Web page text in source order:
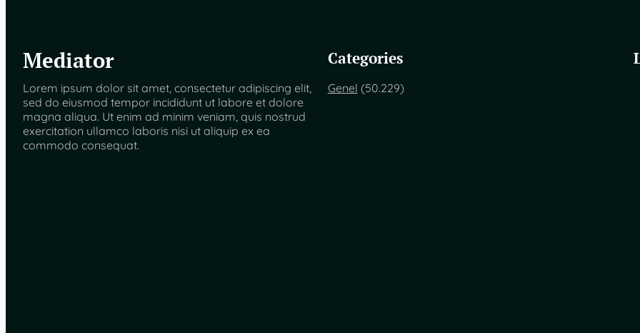
Mediator
Lorem ipsum dolor sit amet, consectetur adipiscing elit,
sed do eiusmod tempor incididunt ut labore et dolore
magna aliqua. Ut enim ad minim veniam, quis nostrud
exercitation ullamco laboris nisi ut aliquip ex ea
commodo consequat.
Categories
Genel (50.229)